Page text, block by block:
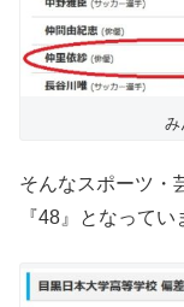
み
そんなスポーツ・
『48』となってい